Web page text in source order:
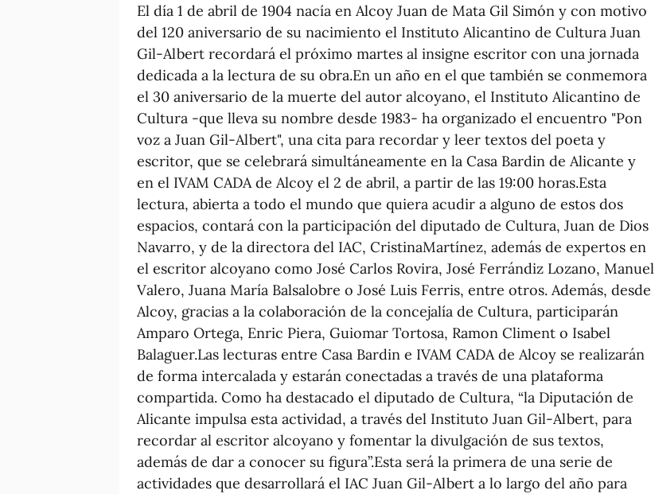
El día 1 de abril de 1904 nacía en Alcoy Juan de Mata Gil Simón y con motivo
del 120 aniversario de su nacimiento el Instituto Alicantino de Cultura Juan
Gil-Albert recordará el próximo martes al insigne escritor con una jornada
dedicada a la lectura de su obra.En un año en el que también se conmemora
el 30 aniversario de la muerte del autor alcoyano, el Instituto Alicantino de
Cultura -que lleva su nombre desde 1983- ha organizado el encuentro "Pon
voz a Juan Gil-Albert", una cita para recordar y leer textos del poeta y
escritor, que se celebrará simultáneamente en la Casa Bardin de Alicante y
en el IVAM CADA de Alcoy el 2 de abril, a partir de las 19:00 horas.Esta
lectura, abierta a todo el mundo que quiera acudir a alguno de estos dos
espacios, contará con la participación del diputado de Cultura, Juan de Dios
Navarro, y de la directora del IAC, CristinaMartínez, además de expertos en
el escritor alcoyano como José Carlos Rovira, José Ferrándiz Lozano, Manuel
Valero, Juana María Balsalobre o José Luis Ferris, entre otros. Además, desde
Alcoy, gracias a la colaboración de la concejalía de Cultura, participarán
Amparo Ortega, Enric Piera, Guiomar Tortosa, Ramon Climent o Isabel
Balaguer.Las lecturas entre Casa Bardin e IVAM CADA de Alcoy se realizarán
de forma intercalada y estarán conectadas a través de una plataforma
compartida. Como ha destacado el diputado de Cultura, “la Diputación de
Alicante impulsa esta actividad, a través del Instituto Juan Gil-Albert, para
recordar al escritor alcoyano y fomentar la divulgación de sus textos,
además de dar a conocer su figura”.Esta será la primera de una serie de
actividades que desarrollará el IAC Juan Gil-Albert a lo largo del año para